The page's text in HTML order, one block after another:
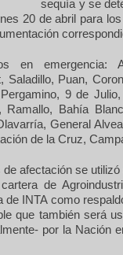
sequía y se
20 de abril para
en emergencia:
Saladillo, Puan,
9 de
Ramallo, Bahía
General
de la Cruz,
afectación se utilizó
de
de INTA como
que también será
por la Nación